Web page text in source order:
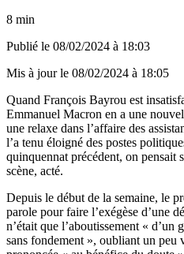
8 min
Publié le 08/02/2024 à 18:03
Mis à jour le 08/02/2024 à 18:05
Quand François Bayrou est
Emmanuel Macron en a une
une relaxe dans l’affaire des
l’a tenu éloigné des postes
quinquennat précédent, on pensait
scène, acté.
Depuis le début de la semaine, le
parole pour faire l’exégèse d’une
n’était que l’aboutissement « d’un
sans fondement », oubliant un peu